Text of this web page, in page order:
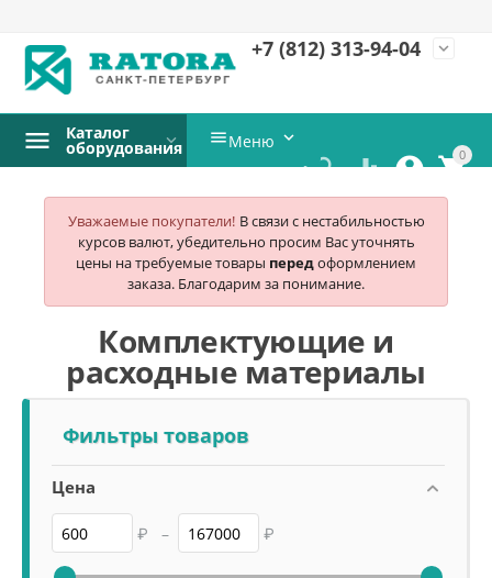
+7 (812) 313-94-04 expand_more
0


 
Каталог
оборудования Меню 
Уважаемые покупатели! В связи с нестабильностью
курсов валют, убедительно просим Вас уточнять
цены на требуемые товары передоформлением
заказа. Благодарим за понимание.
Комплектующие и
расходные материалы
Фильтры товаров
Цена
₽ – ₽